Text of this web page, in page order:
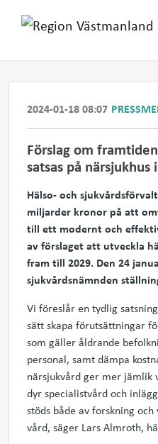
2024-01-18 08:07
Förslag om
satsas på närsjukhus
Hälso- och
miljarder kronor på att
till ett modernt och
av förslaget att utveckla
fram till 2029. Den 24
sjukvårdsnämnden
Vi föreslår en tydlig
sätt skapa förutsättningar
som gäller åldrande
personal, samt dämpa
närsjukvård ger mer jämlik
dyr specialistvård och
stöds både av forskning
vård, säger Lars Almroth,